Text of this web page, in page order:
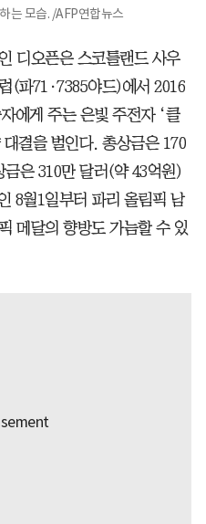
는 모습. /AFP연합뉴스
디오픈은 스코틀랜드 사우
(파71·7385야드)에서 2016
에게 주는 은빛 주전자 ‘클
결을 벌인다. 총상금은 170
은 310만 달러(약 43억원)
8월1일부터 파리 올림픽 남
메달의 향방도 가늠할 수 있